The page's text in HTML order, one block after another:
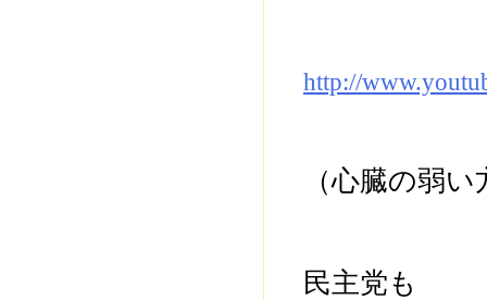
http://
（心臓の弱
民主党も